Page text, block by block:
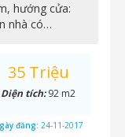
hướng cửa:
nhà có…
35 Triệu
Diện tích:92 m2
đăng: 24-11-2017